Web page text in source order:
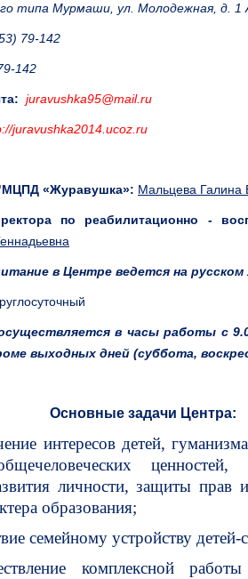
типа Мурмаши, ул. Молодежная, д. 1
79-142
142
juravushka95@mail.ru
juravushka2014.ucoz.ru
«Журавушка»: Мальцева Галина
по реабилитационно -
в Центре ведется на русском
в часы работы с
выходных дней (суббота,
Основные задачи Центра:
интересов детей,
ценностей,
личности, защиты прав
образования;
семейному устройству детей-
комплексной